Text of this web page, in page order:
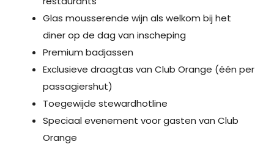
Glas mousserende wijn als welkom bij het
diner op de dag van inscheping
Premium badjassen
Exclusieve draagtas van Club Orange (één per
passagiershut)
Toegewijde stewardhotline
Speciaal evenement voor gasten van Club
Orange